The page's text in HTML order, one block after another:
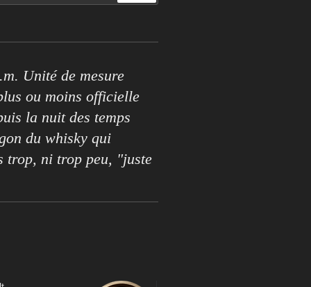
Unité de mesure
ou moins officielle
la nuit des temps
du whisky qui
trop, ni trop peu, "juste